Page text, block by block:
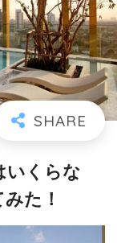
いくらな
た！